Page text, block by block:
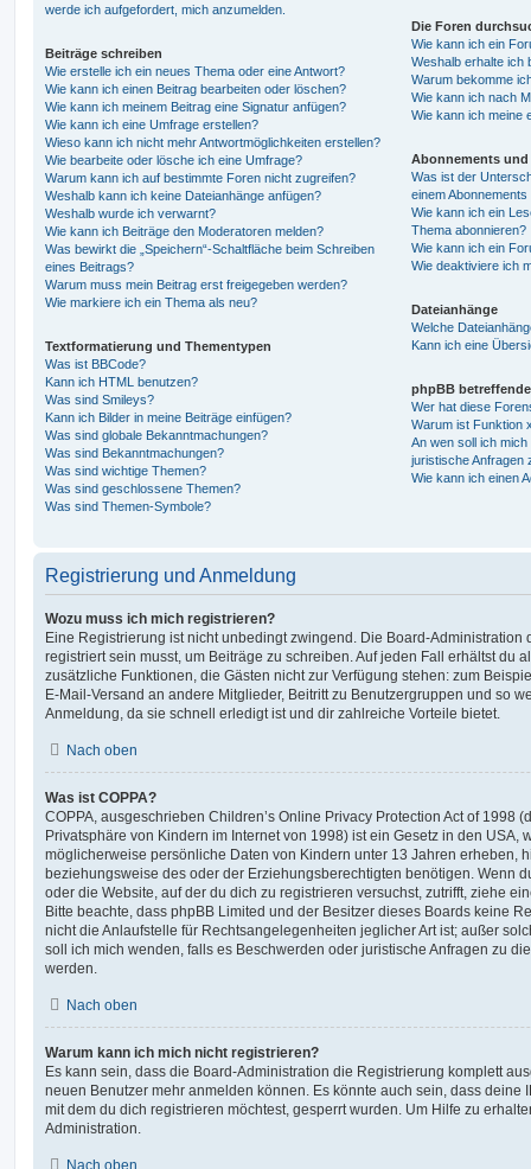
werde ich aufgefordert, mich anzumelden.
Beiträge schreiben
Wie erstelle ich ein neues Thema oder eine Antwort?
Wie kann ich einen Beitrag bearbeiten oder löschen?
Wie kann ich meinem Beitrag eine Signatur anfügen?
Wie kann ich eine Umfrage erstellen?
Wieso kann ich nicht mehr Antwortmöglichkeiten erstellen?
Wie bearbeite oder lösche ich eine Umfrage?
Warum kann ich auf bestimmte Foren nicht zugreifen?
Weshalb kann ich keine Dateianhänge anfügen?
Weshalb wurde ich verwarnt?
Wie kann ich Beiträge den Moderatoren melden?
Was bewirkt die „Speichern“-Schaltfläche beim Schreiben
eines Beitrags?
Warum muss mein Beitrag erst freigegeben werden?
Wie markiere ich ein Thema als neu?
Textformatierung und Thementypen
Was ist BBCode?
Kann ich HTML benutzen?
Was sind Smileys?
Kann ich Bilder in meine Beiträge einfügen?
Was sind globale Bekanntmachungen?
Was sind Bekanntmachungen?
Was sind wichtige Themen?
Was sind geschlossene Themen?
Was sind Themen-Symbole?
Die Foren
Wie kann ich ein
Weshalb erhalte ich
Warum bekomme
Wie kann ich nach
Wie kann ich meine
Abonnements und
Was ist der
einem
Wie kann ich ein
Thema abonnieren?
Wie kann ich ein
Wie deaktiviere ich
Dateianhänge
Welche
Kann ich eine
phpBB
Wer hat diese
Warum ist Funktion
An wen soll ich
juristische Anfragen
Wie kann ich einen
Registrierung und Anmeldung
Wozu muss ich mich registrieren?
Eine Registrierung ist nicht unbedingt zwingend. Die Board-Administration
registriert sein musst, um Beiträge zu schreiben. Auf jeden Fall erhältst du
zusätzliche Funktionen, die Gästen nicht zur Verfügung stehen: zum
E-Mail-Versand an andere Mitglieder, Beitritt zu Benutzergruppen und so
Anmeldung, da sie schnell erledigt ist und dir zahlreiche Vorteile bietet.
Nach oben
Was ist COPPA?
COPPA, ausgeschrieben Children’s Online Privacy Protection Act of 1998
Privatsphäre von Kindern im Internet von 1998) ist ein Gesetz in den USA,
möglicherweise persönliche Daten von Kindern unter 13 Jahren erheben,
beziehungsweise des oder der Erziehungsberechtigten benötigen. Wenn
oder die Website, auf der du dich zu registrieren versuchst, zutrifft, ziehe
Bitte beachte, dass phpBB Limited und der Besitzer dieses Boards keine
nicht die Anlaufstelle für Rechtsangelegenheiten jeglicher Art ist; außer
soll ich mich wenden, falls es Beschwerden oder juristische Anfragen zu
werden.
Nach oben
Warum kann ich mich nicht registrieren?
Es kann sein, dass die Board-Administration die Registrierung komplett
neuen Benutzer mehr anmelden können. Es könnte auch sein, dass deine
mit dem du dich registrieren möchtest, gesperrt wurden. Um Hilfe zu
Administration.
Nach oben